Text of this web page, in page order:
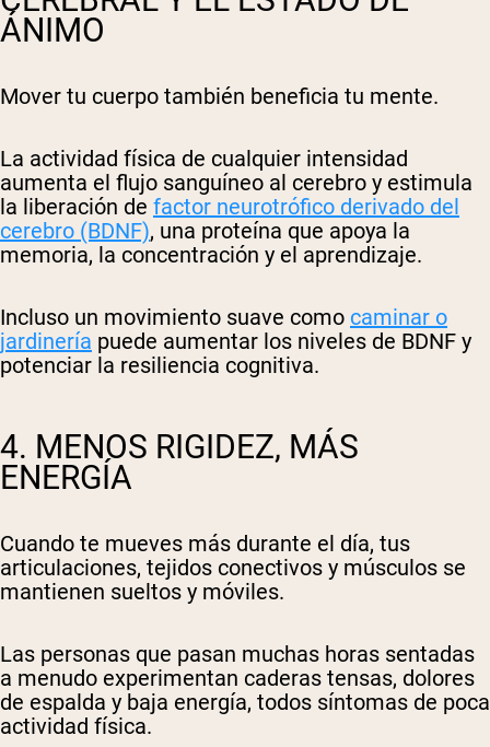
ÁNIMO
Mover tu cuerpo también beneficia tu mente.
La actividad física de cualquier intensidad
aumenta el flujo sanguíneo al cerebro y estimula
la liberación de factor neurotrófico derivado del
cerebro (BDNF), una proteína que apoya la
memoria, la concentración y el aprendizaje.
Incluso un movimiento suave como caminar o
jardinería puede aumentar los niveles de BDNF y
potenciar la resiliencia cognitiva.
4. MENOS RIGIDEZ, MÁS
ENERGÍA
Cuando te mueves más durante el día, tus
articulaciones, tejidos conectivos y músculos se
mantienen sueltos y móviles.
Las personas que pasan muchas horas sentadas
a menudo experimentan caderas tensas, dolores
de espalda y baja energía, todos síntomas de poca
actividad física.